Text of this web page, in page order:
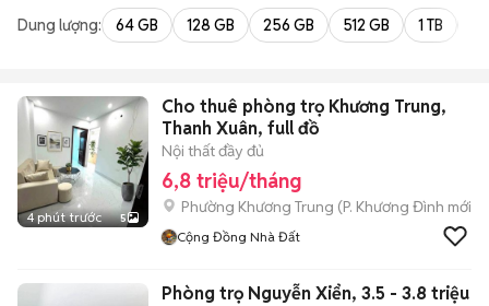
Dung lượng: 64 GB 128 GB 256 GB 512 GB 1 TB
4 phút trước 5
Cho thuê phòng trọ Khương Trung,
Thanh Xuân, full đồ
Nội thất đầy đủ
6,8 triệu/tháng
Phường Khương Trung (P. Khương Đình mới)
Cộng Đồng Nhà Đất
Phòng trọ Nguyễn Xiển, 3.5 - 3.8 triệu